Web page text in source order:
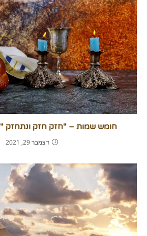
חומש שמות – "חזק חזק ונתחזק "
דצמבר 29, 2021